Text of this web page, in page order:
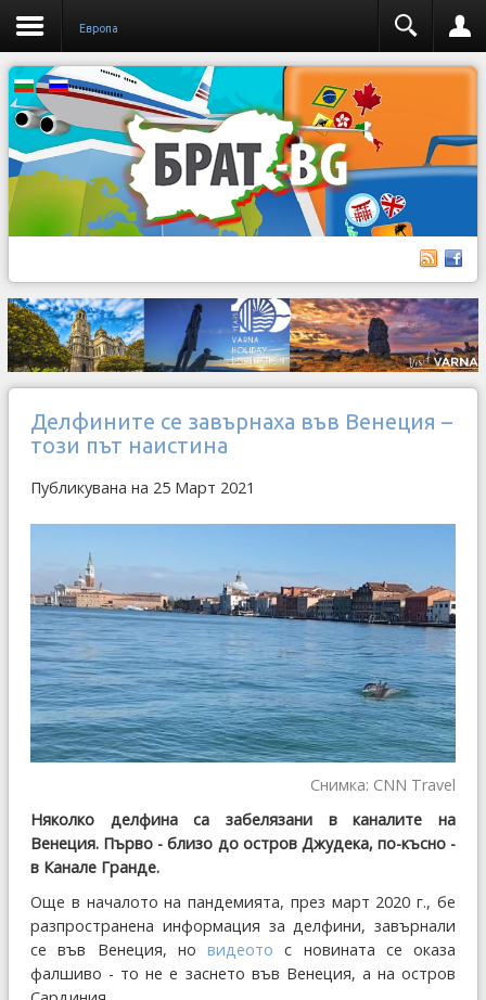
Европа
Делфините се завърнаха във Венеция –
този път наистина
Публикувана на 25 Март 2021
Снимка: CNN Travel
Няколко делфина са забелязани в каналите на
Венеция. Първо - близо до остров Джудека, по-късно -
в Канале Гранде.
Още в началото на пандемията, през март 2020 г., бе
разпространена информация за делфини, завърнали
се във Венеция, но видеото с новината се оказа
фалшиво - то не е заснето във Венеция, а на остров